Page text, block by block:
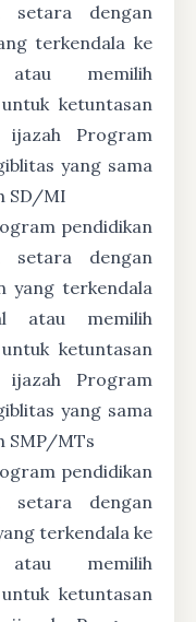
setara dengan
terkendala ke
memilih
ketuntasan
ijazah Program
yang sama
SD/MI
pendidikan
setara dengan
yang terkendala
atau memilih
ketuntasan
ijazah Program
yang sama
SMP/MTs
pendidikan
setara dengan
terkendala ke
memilih
ketuntasan